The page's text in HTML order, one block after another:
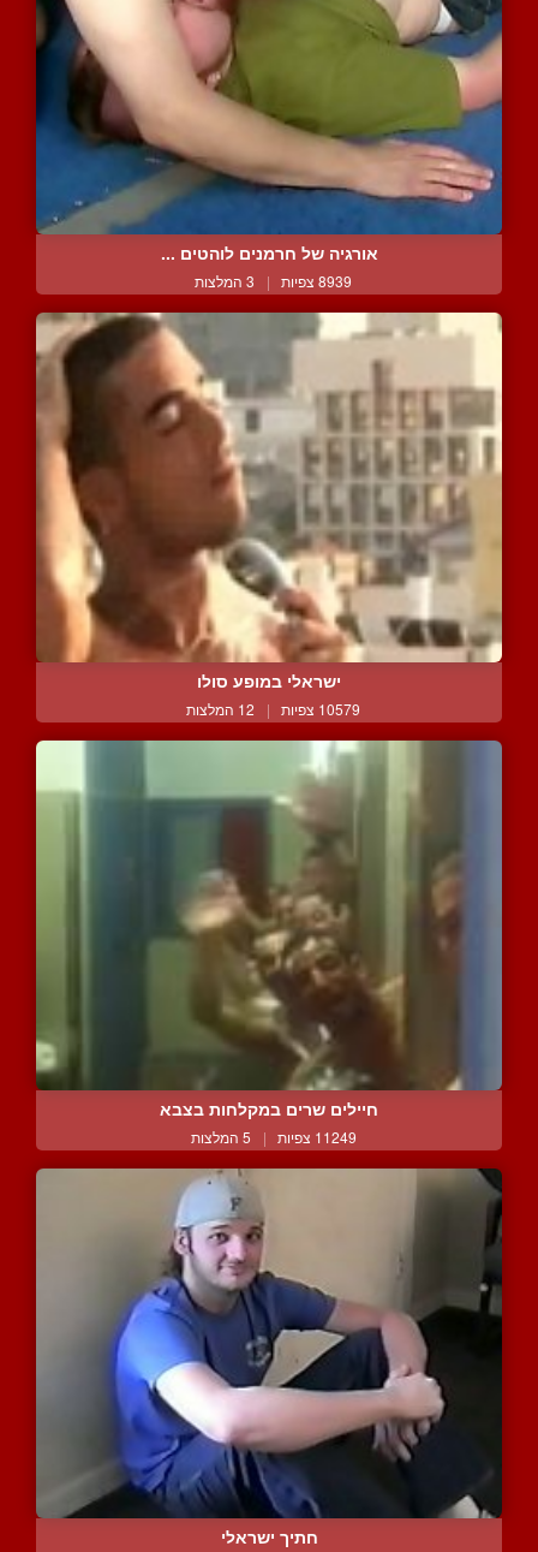
אורגיה של חרמנים לוהטים ...
8939 צפיות | 3 המלצות
ישראלי במופע סולו
10579 צפיות | 12 המלצות
חיילים שרים במקלחות בצבא
11249 צפיות | 5 המלצות
חתיך ישראלי